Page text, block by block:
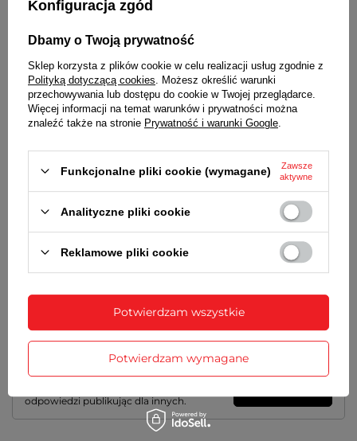
Wraz z bransoletą otrzymasz:
dowód zakupu - paragon lub fakturę VAT
komplet teleskopów
SZCZEGÓŁOWE DANE
OPINIE (1)
Potrzebujesz pomocy? Masz pytania?
Zadaj pytanie a my odpowiemy
odpowiedzi publikując dla innych.
Konfiguracja zgód
Dbamy o Twoją prywatność
Sklep korzysta z plików cookie w celu realizacji usług zgodnie z
Polityką dotyczącą cookies . Możesz określić warunki
przechowywania lub dostępu do cookie w Twojej przeglądarce.
Więcej informacji na temat warunków i prywatności można
znaleźć także na stronie Prywatność i warunki Google
Funkcjonalne pliki cookie (wymagane)
Zawsze
aktywne
Analityczne pliki cookie
Reklamowe pliki cookie
Potwierdzam wymagane
Potwierdzam wszystkie